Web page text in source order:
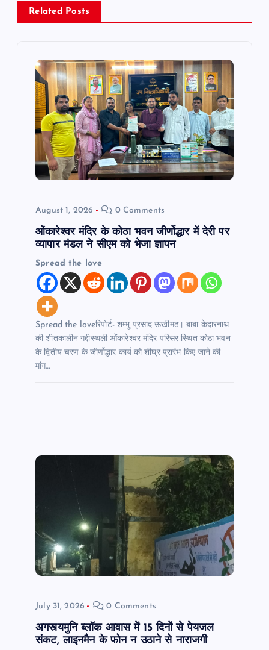
Related Posts
August 1, 2026 0 Comments
ओंकारेश्वर मंदिर के कोठा भवन जीर्णोद्धार में देरी पर
व्यापार मंडल ने सीएम को भेजा ज्ञापन
Spread the love
Spread the loveरिपोर्ट- शम्भू प्रसाद ऊखीमठ। बाबा केदारनाथ
की शीतकालीन गद्दीस्थली ओंकारेश्वर मंदिर परिसर स्थित कोठा भवन
के द्वितीय चरण के जीर्णोद्धार कार्य को शीघ्र प्रारंभ किए जाने की
मांग…
July 31, 2026 0 Comments
अगस्त्यमुनि ब्लॉक आवास में 15 दिनों से पेयजल
संकट, लाइनमैन के फोन न उठाने से नाराजगी